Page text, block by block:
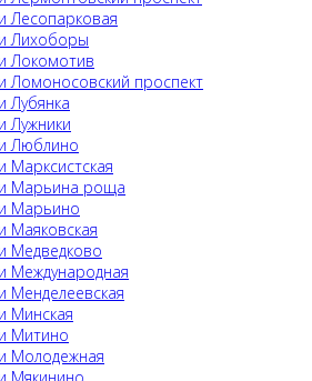
Лесопарковая
Лихоборы
Локомотив
Ломоносовский проспект
Лубянка
Лужники
Люблино
Марксистская
Марьина роща
Марьино
Маяковская
Медведково
Международная
Менделеевская
Минская
Митино
Молодежная